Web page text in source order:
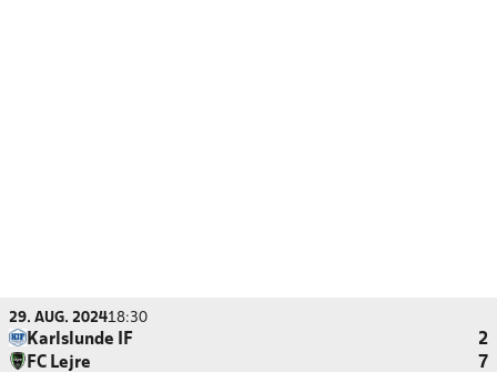
29. AUG. 202418:30
Karlslunde IF
2
FC Lejre
7